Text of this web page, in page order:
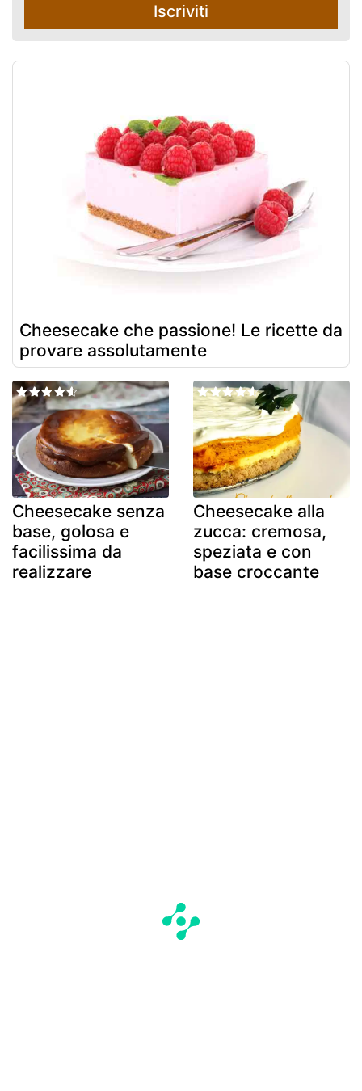
Iscriviti
Cheesecake che passione! Le ricette da
provare assolutamente
Cheesecake senza
base, golosa e
facilissima da
realizzare
Cheesecake alla
zucca: cremosa,
speziata e con
base croccante